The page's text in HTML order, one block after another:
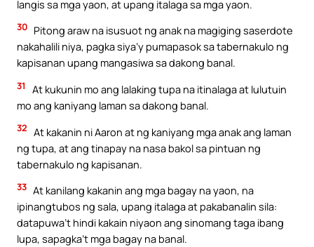
langis sa mga yaon, at upang italaga sa mga yaon.
30 Pitong araw na isusuot ng anak na magiging saserdote
nakahalili niya, pagka siya’y pumapasok sa tabernakulo ng
kapisanan upang mangasiwa sa dakong banal.
31
At kukunin mo ang lalaking tupa na itinalaga at lulutuin
mo ang kaniyang laman sa dakong banal.
32 At kakanin ni Aaron at ng kaniyang mga anak ang laman
ng tupa, at ang tinapay na nasa bakol sa pintuan ng
tabernakulo ng kapisanan.
33 At kanilang kakanin ang mga bagay na yaon, na
ipinangtubos ng sala, upang italaga at pakabanalin sila:
datapuwa’t hindi kakain niyaon ang sinomang taga ibang
lupa, sapagka’t mga bagay na banal.